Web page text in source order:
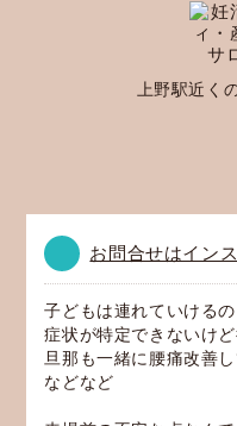
上野駅近く
お問合せはイン
子どもは連れていけるの
症状が特定できないけ
旦那も一緒に腰痛改善
などなど